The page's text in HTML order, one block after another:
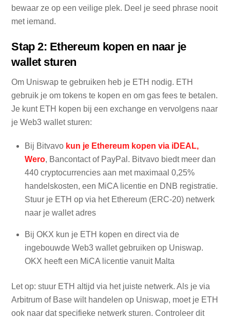
bewaar ze op een veilige plek. Deel je seed phrase nooit
met iemand.
Stap 2: Ethereum kopen en naar je
wallet sturen
Om Uniswap te gebruiken heb je ETH nodig. ETH
gebruik je om tokens te kopen en om gas fees te betalen.
Je kunt ETH kopen bij een exchange en vervolgens naar
je Web3 wallet sturen:
Bij Bitvavo kun je Ethereum kopen via iDEAL,
Wero, Bancontact of PayPal. Bitvavo biedt meer dan
440 cryptocurrencies aan met maximaal 0,25%
handelskosten, een MiCA licentie en DNB registratie.
Stuur je ETH op via het Ethereum (ERC-20) netwerk
naar je wallet adres
Bij OKX kun je ETH kopen en direct via de
ingebouwde Web3 wallet gebruiken op Uniswap.
OKX heeft een MiCA licentie vanuit Malta
Let op: stuur ETH altijd via het juiste netwerk. Als je via
Arbitrum of Base wilt handelen op Uniswap, moet je ETH
ook naar dat specifieke netwerk sturen. Controleer dit